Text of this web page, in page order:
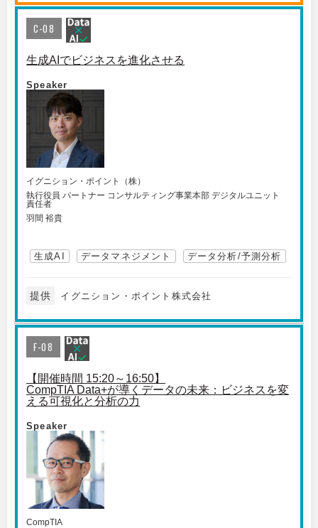
C-08
生成AIでビジネスを進化させる
Speaker
イグニション・ポイント（株）
執行役員 パートナー コンサルティング事業本部 デジタルユニット
責任者
羽間 裕貴
生成AI データマネジメント データ分析/予測分析
提供 イグニション・ポイント株式会社
F-08
【開催時間 15:20～16:50】
CompTIA Data+が導くデータの未来：ビジネスを変
える可視化と分析の力
Speaker
CompTIA